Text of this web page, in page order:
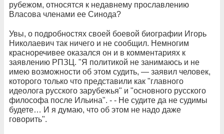
рубежом, относятся к недавнему прославлению
Власова членами ее Синода?
Увы, о подробностях своей боевой биографии Игорь
Николаевич так ничего и не сообщил. Немногим
красноречивее оказался он и в комментариях к
заявлению РПЗЦ. "Я политикой не занимаюсь и не
имею возможности об этом судить, — заявил человек,
которого только что представили как "главного
идеолога русского зарубежья" и "основного русского
философа после Ильина". - - Не судите да не судимы
будете… И я думаю, что об этом не надо даже
говорить".